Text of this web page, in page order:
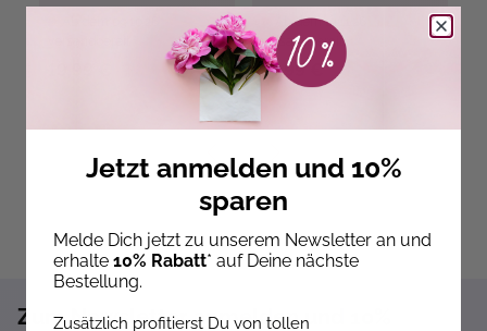
Ab dem 12.11.26
versandbereit
14,99 €
Zum Newsletter anmelden und 10%
Jetzt anmelden und 10%
sparen
Melde Dich jetzt zu unserem Newsletter an und
erhalte 10% Rabatt* auf Deine nächste
Bestellung.
Zusätzlich profitierst Du von tollen